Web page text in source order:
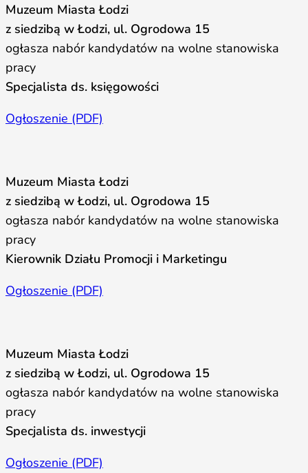
Muzeum Miasta Łodzi
z siedzibą w Łodzi, ul. Ogrodowa 15
ogłasza nabór kandydatów na wolne stanowiska
pracy
Specjalista ds. księgowości
Ogłoszenie (PDF)
Muzeum Miasta Łodzi
z siedzibą w Łodzi, ul. Ogrodowa 15
ogłasza nabór kandydatów na wolne stanowiska
pracy
Kierownik Działu Promocji i Marketingu
Ogłoszenie (PDF)
Muzeum Miasta Łodzi
z siedzibą w Łodzi, ul. Ogrodowa 15
ogłasza nabór kandydatów na wolne stanowiska
pracy
Specjalista ds. inwestycji
Ogłoszenie (PDF)